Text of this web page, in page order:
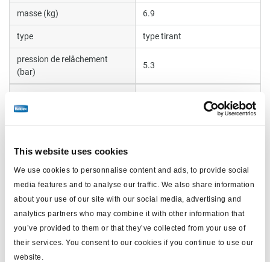
This website uses cookies
We use cookies to personnalise content and ads, to provide social
media features and to analyse our traffic. We also share information
about your use of our site with our social media, advertising and
analytics partners who may combine it with other information that
you’ve provided to them or that they’ve collected from your use of
their services. You consent to our cookies if you continue to use our
website.
masse (kg) 6.9
type type tirant
pression de relâchement
(bar)
5.3
filetage de la tige M16x1.5
Largeur points de montage
120
F. fin de course (N) 2750